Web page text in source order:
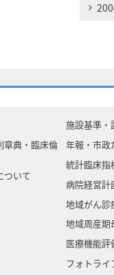
章典・臨床倫
ついて
施設基準・
年報・市政
統計臨床指
病院経営計
地域がん診
地域周産期
医療機能評
フォトライ